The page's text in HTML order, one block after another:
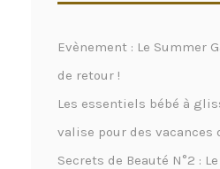
Evènement : Le Summer
de retour !
Les essentiels bébé à
valise pour des vacances
Secrets de Beauté N°2 :